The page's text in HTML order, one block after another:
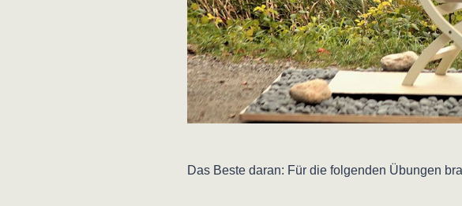
Das Beste daran: Für die folgenden Übungen